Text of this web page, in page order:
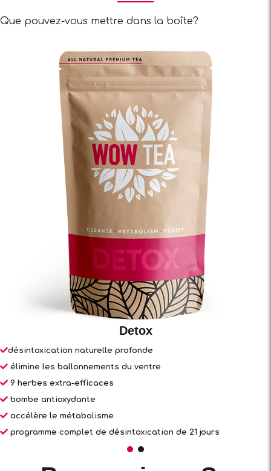
Que pouvez-vous mettre dans la boîte?
Detox
désintoxication naturelle profonde
élimine les ballonnements du ventre
9 herbes extra-efficaces
bombe antioxydante
accélère le métabolisme
programme complet de désintoxication de 21 jours